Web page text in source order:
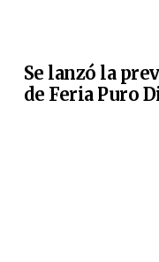
Se lanzó la
de Feria Puro